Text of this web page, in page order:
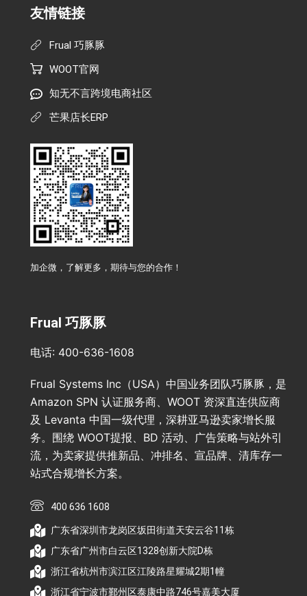
友情链接
Frual 巧豚豚
WOOT官网
知无不言跨境电商社区
芒果店长ERP
加企微，了解更多，期待与您的合作！
Frual 巧豚豚
电话: 400-636-1608
Frual Systems Inc（USA）中国业务团队巧豚豚，是
Amazon SPN 认证服务商、WOOT 资深直连供应商
及 Levanta 中国一级代理，深耕亚马逊卖家增长服
务。围绕 WOOT提报、BD 活动、广告策略与站外引
流，为卖家提供推新品、冲排名、宣品牌、清库存一
站式合规增长方案。
400 636 1608
广东省深圳市龙岗区坂田街道天安云谷11栋
广东省广州市白云区1328创新大院D栋
浙江省杭州市滨江区江陵路星耀城2期1幢
浙江省宁波市鄞州区泰康中路746号嘉美大厦